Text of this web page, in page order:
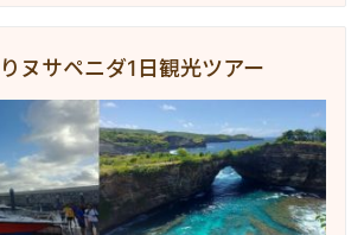
ヌサペニダ1日観光ツアー